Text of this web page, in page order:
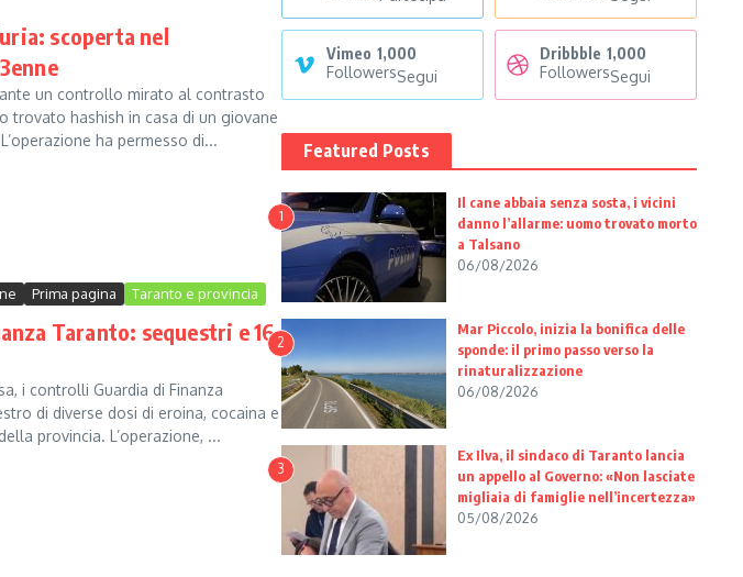
scoperta nel
un controllo mirato al contrasto
trovato hashish in casa di un giovane
ha permesso di...
Prima pagina Taranto e provincia
Taranto: sequestri e 16
i controlli Guardia di Finanza
di diverse dosi di eroina, cocaina e
provincia. L’operazione, ...
Vimeo 1,000
FollowersSegui
Dribbble 1,000
FollowersSegui
Featured Posts
1
Il cane abbaia senza sosta, i vicini
danno l’allarme: uomo trovato morto
a Talsano
06/08/2026
2
Mar Piccolo, inizia la bonifica delle
sponde: il primo passo verso la
rinaturalizzazione
06/08/2026
3
Ex Ilva, il sindaco di Taranto lancia
un appello al Governo: «Non lasciate
migliaia di famiglie nell’incertezza»
05/08/2026